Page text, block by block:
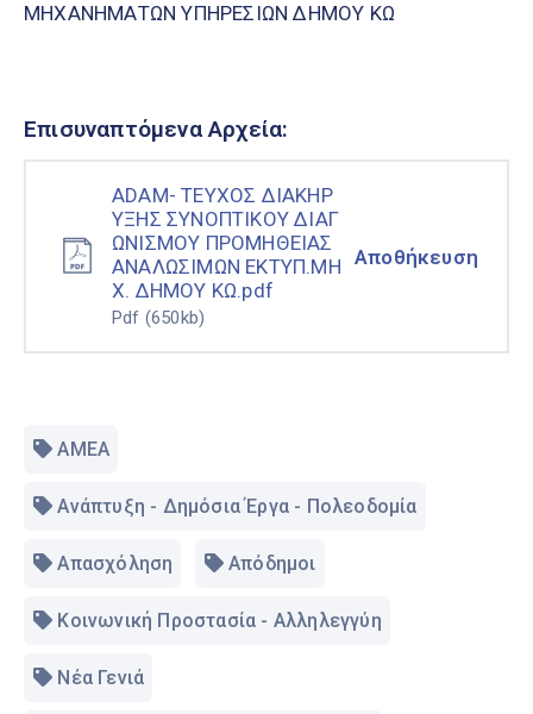
ΜΗΧΑΝΗΜΑΤΩΝ ΥΠΗΡΕΣΙΩΝ ΔΗΜΟΥ ΚΩ
Επισυναπτόμενα Αρχεία:
ADAM- ΤΕΥΧΟΣ ΔΙΑΚΗΡ
ΥΞΗΣ ΣΥΝΟΠΤΙΚΟΥ ΔΙΑΓ
ΩΝΙΣΜΟΥ ΠΡΟΜΗΘΕΙΑΣ
ΑΝΑΛΩΣΙΜΩΝ ΕΚΤΥΠ.ΜΗ
Χ. ΔΗΜΟΥ ΚΩ.pdf
Pdf (650kb)
Αποθήκευση
ΑΜΕΑ
Ανάπτυξη - Δημόσια Έργα - Πολεοδομία
Απασχόληση Απόδημοι
Κοινωνική Προστασία - Αλληλεγγύη
Νέα Γενιά